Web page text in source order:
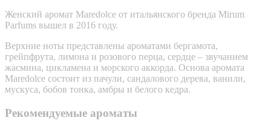
Женский аромат Maredolce от итальянского бренда Mirum
Parfums вышел в 2016 году.
Верхние ноты представлены ароматами бергамота,
грейпфрута, лимона и розового перца, сердце – звучанием
жасмина, цикламена и морского аккорда. Основа аромата
Maredolce состоит из пачули, сандалового дерева, ванили,
мускуса, бобов тонка, амбры и белого кедра.
Рекомендуемые ароматы